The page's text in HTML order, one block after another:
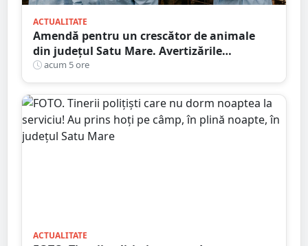
ACTUALITATE
Amendă pentru un crescător de animale
din județul Satu Mare. Avertizările
transmise de DSVSA
acum 5 ore
ACTUALITATE